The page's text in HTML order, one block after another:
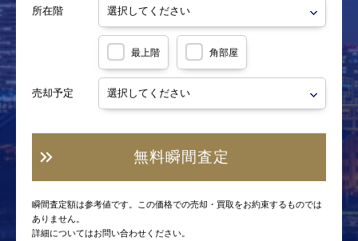
所在階
最上階 角部屋
売却予定
無料瞬間査定
瞬間査定額は参考値です。この価格での売却・買取をお約束するものでは
ありません。
詳細についてはお問い合わせください。